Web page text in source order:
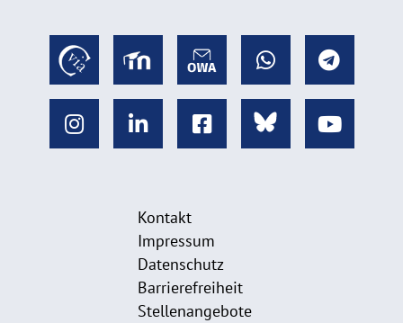
Kontakt
Impressum
Datenschutz
Barrierefreiheit
Stellenangebote